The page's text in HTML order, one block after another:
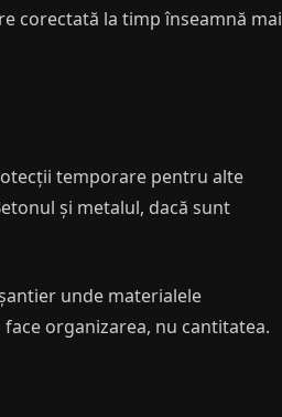
corectată la timp înseamnă mai
temporare pentru alte
și metalul, dacă sunt
unde materialele
organizarea, nu cantitatea.